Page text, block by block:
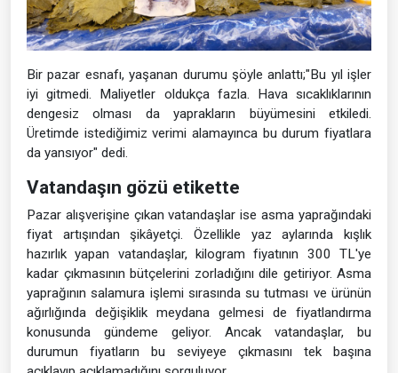
Bir pazar esnafı, yaşanan durumu şöyle anlattı;"Bu yıl işler
iyi gitmedi. Maliyetler oldukça fazla. Hava sıcaklıklarının
dengesiz olması da yaprakların büyümesini etkiledi.
Üretimde istediğimiz verimi alamayınca bu durum fiyatlara
da yansıyor" dedi.
Vatandaşın gözü etikette
Pazar alışverişine çıkan vatandaşlar ise asma yaprağındaki
fiyat artışından şikâyetçi. Özellikle yaz aylarında kışlık
hazırlık yapan vatandaşlar, kilogram fiyatının 300 TL'ye
kadar çıkmasının bütçelerini zorladığını dile getiriyor. Asma
yaprağının salamura işlemi sırasında su tutması ve ürünün
ağırlığında değişiklik meydana gelmesi de fiyatlandırma
konusunda gündeme geliyor. Ancak vatandaşlar, bu
durumun fiyatların bu seviyeye çıkmasını tek başına